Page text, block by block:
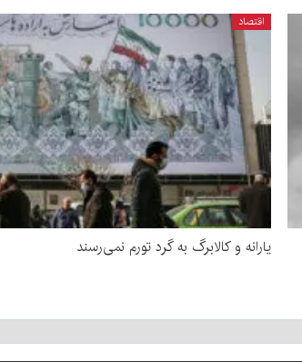
اقتصاد
یارانه و کالابرگ به گرد تورم نمی‌رسند